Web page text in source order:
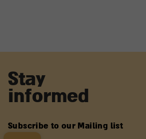
Stay
informed
Subscribe to our Mailing list